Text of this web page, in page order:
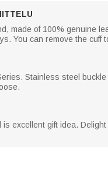
made of 100% genuine
You can remove the
Stainless steel
excellent gift idea.